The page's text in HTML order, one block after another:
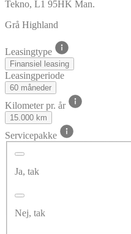
Tekno, L1 95HK Man.
Grå Highland
Leasingtype
Finansiel leasing
Leasingperiode
60 måneder
Kilometer pr. år
15.000 km
Servicepakke
Ja, tak
Nej, tak